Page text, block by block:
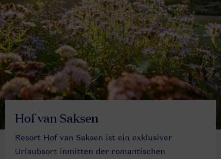
Hof van Saksen
Resort Hof van Saksen ist ein exklusiver
Urlaubsort inmitten der romantischen